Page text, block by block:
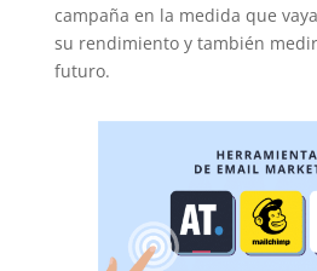
campaña en la medida que
su rendimiento y también
futuro.